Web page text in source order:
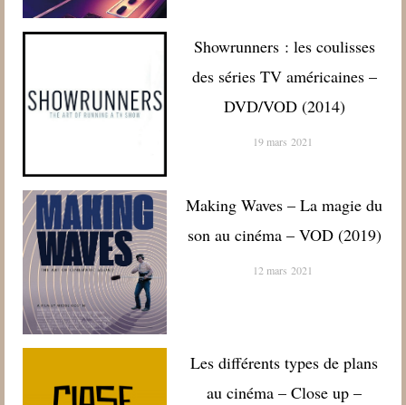
Showrunners : les coulisses
des séries TV américaines –
DVD/VOD (2014)
19 mars 2021
Making Waves – La magie du
son au cinéma – VOD (2019)
12 mars 2021
Les différents types de plans
au cinéma – Close up –